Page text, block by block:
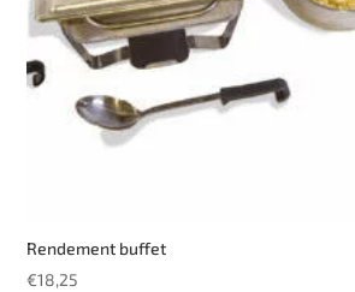
Rendement buffet
€18,25